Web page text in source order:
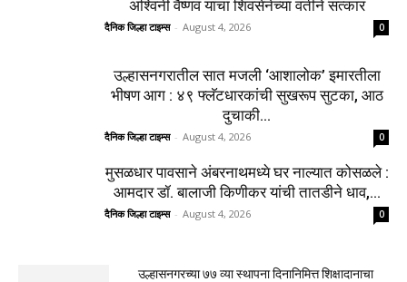
अश्विनी वैष्णव यांचा शिवसेनेच्या वतीने सत्कार
दैनिक जिल्हा टाइम्स - August 4, 2026 0
उल्हासनगरातील सात मजली ‘आशालोक’ इमारतीला
भीषण आग : ४९ फ्लॅटधारकांची सुखरूप सुटका, आठ
दुचाकी...
दैनिक जिल्हा टाइम्स - August 4, 2026 0
मुसळधार पावसाने अंबरनाथमध्ये घर नाल्यात कोसळले :
आमदार डॉ. बालाजी किणीकर यांची तातडीने धाव,...
दैनिक जिल्हा टाइम्स - August 4, 2026 0
उल्हासनगरच्या ७७ व्या स्थापना दिनानिमित्त शिक्षादानाचा